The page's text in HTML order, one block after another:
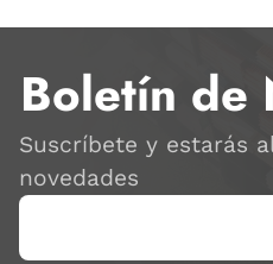
Boletín de
Suscríbete y estarás
novedades